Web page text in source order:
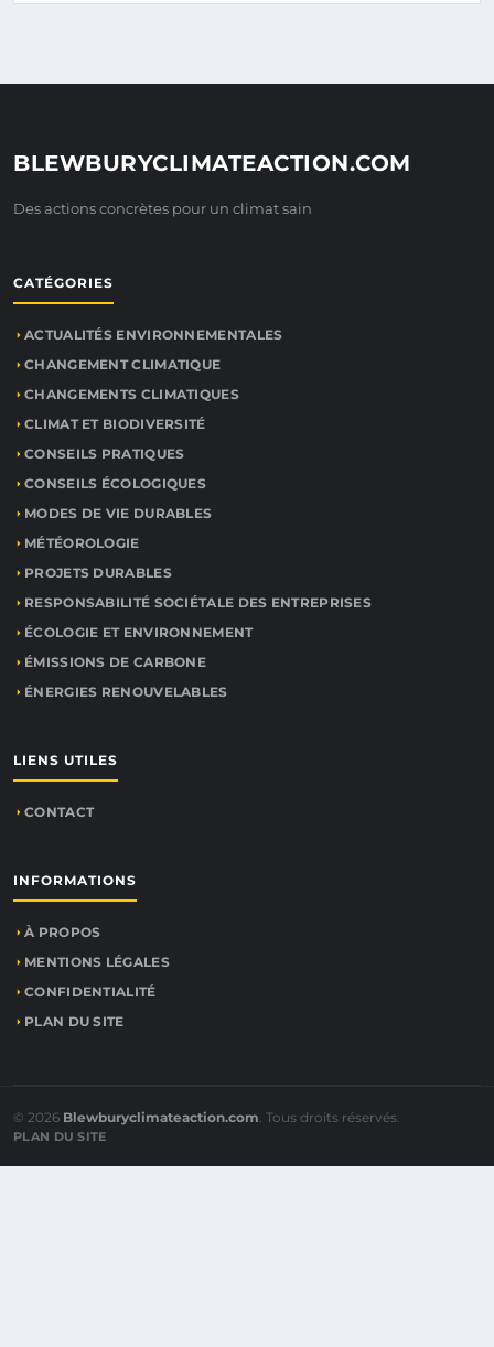
BLEWBURYCLIMATEACTION.COM
Des actions concrètes pour un climat sain
CATÉGORIES
ACTUALITÉS ENVIRONNEMENTALES
CHANGEMENT CLIMATIQUE
CHANGEMENTS CLIMATIQUES
CLIMAT ET BIODIVERSITÉ
CONSEILS PRATIQUES
CONSEILS ÉCOLOGIQUES
MODES DE VIE DURABLES
MÉTÉOROLOGIE
PROJETS DURABLES
RESPONSABILITÉ SOCIÉTALE DES ENTREPRISES
ÉCOLOGIE ET ENVIRONNEMENT
ÉMISSIONS DE CARBONE
ÉNERGIES RENOUVELABLES
LIENS UTILES
CONTACT
INFORMATIONS
À PROPOS
MENTIONS LÉGALES
CONFIDENTIALITÉ
PLAN DU SITE
© 2026 Blewburyclimateaction.com. Tous droits réservés.
PLAN DU SITE